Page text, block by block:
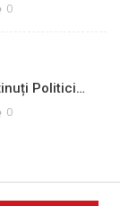
0
Politici…
0